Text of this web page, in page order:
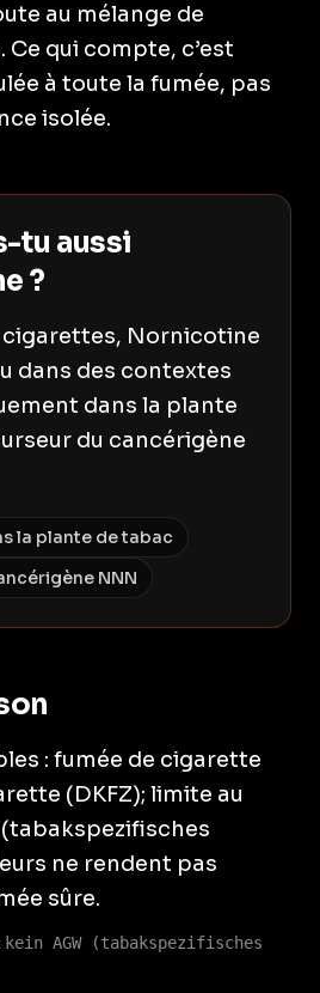
au mélange de
qui compte, c’est
à toute la fumée, pas
isolée.
tu aussi
?
cigarettes, Nornicotine
dans des contextes
dans la plante
du cancérigène
la plante de tabac
NNN
: fumée de cigarette
(DKFZ); limite au
ne rendent pas
sûre.
kein AGW (tabakspezifisches